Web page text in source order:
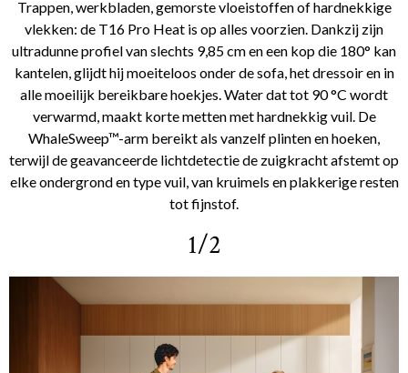
Trappen, werkbladen, gemorste vloeistoffen of hardnekkige
vlekken: de T16 Pro Heat is op alles voorzien. Dankzij zijn
ultradunne profiel van slechts 9,85 cm en een kop die 180° kan
kantelen, glijdt hij moeiteloos onder de sofa, het dressoir en in
alle moeilijk bereikbare hoekjes. Water dat tot 90 °C wordt
verwarmd, maakt korte metten met hardnekkig vuil. De
WhaleSweep™-arm bereikt als vanzelf plinten en hoeken,
terwijl de geavanceerde lichtdetectie de zuigkracht afstemt op
elke ondergrond en type vuil, van kruimels en plakkerige resten
tot fijnstof.
1/2